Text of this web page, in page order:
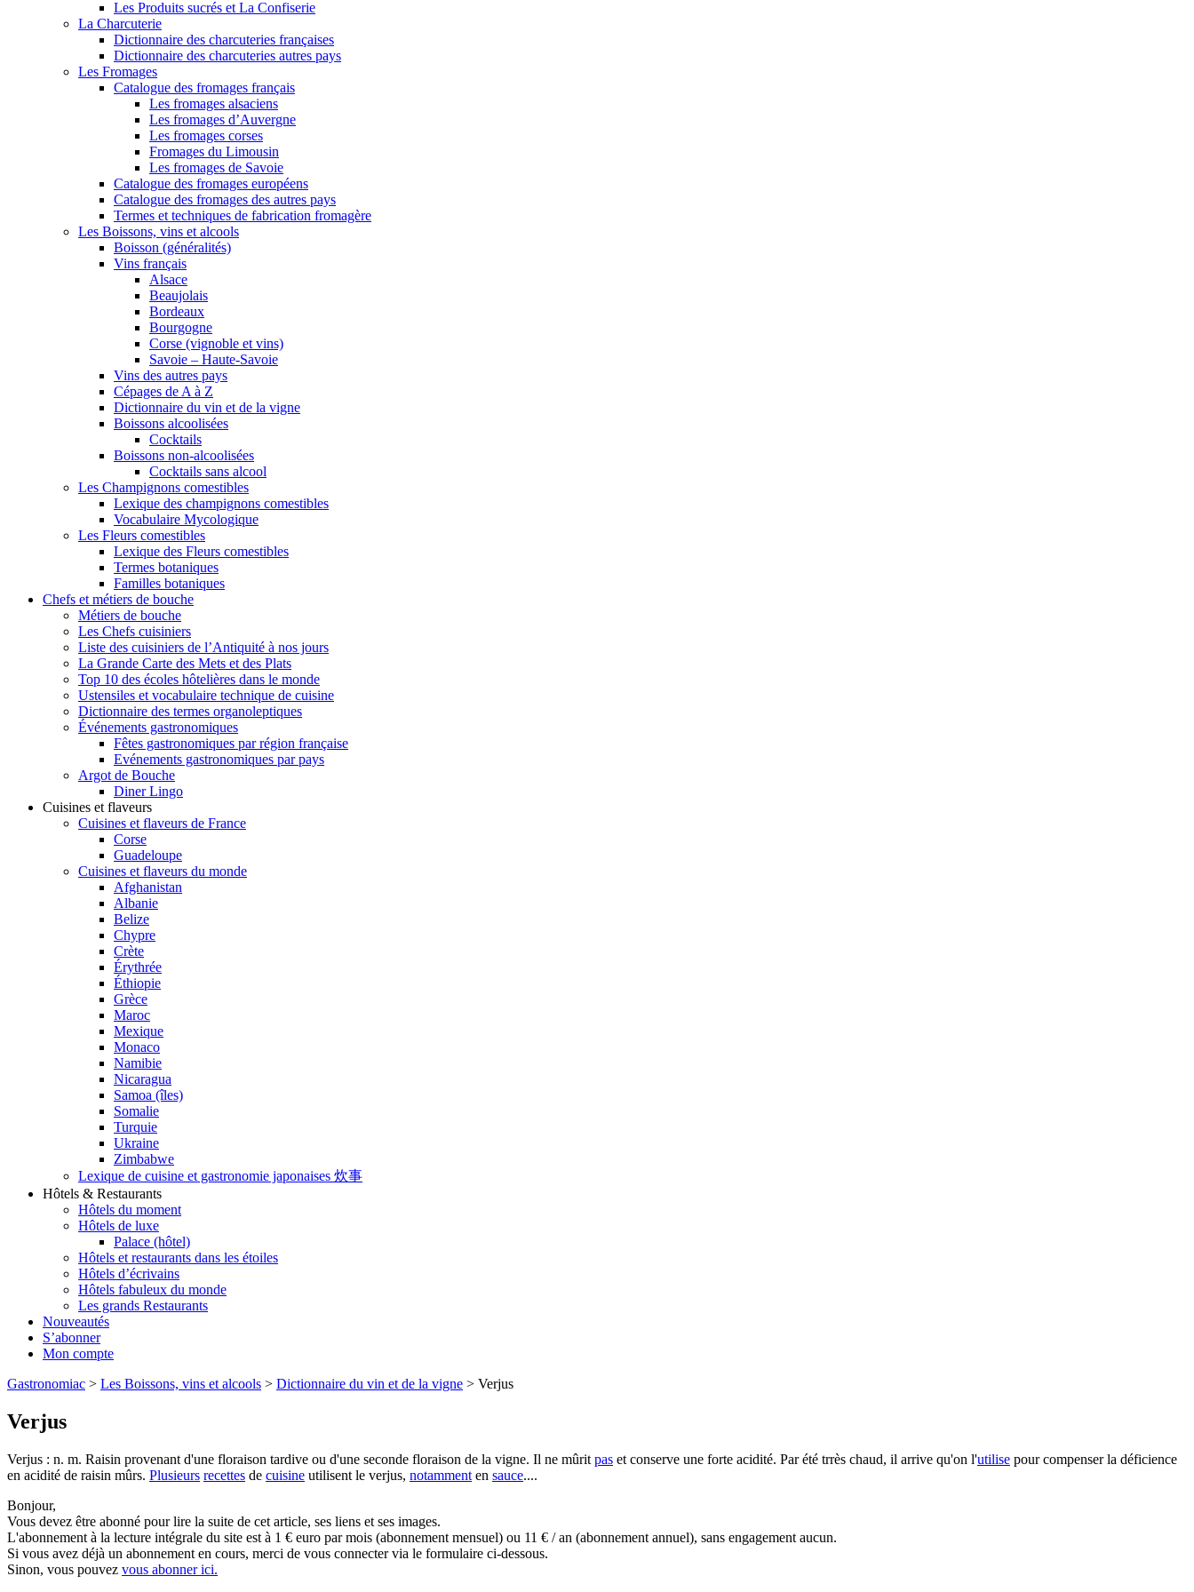
Les Produits sucrés et La Confiserie
La Charcuterie
Dictionnaire des charcuteries françaises
Dictionnaire des charcuteries autres pays
Les Fromages
Catalogue des fromages français
Les fromages alsaciens
Les fromages d’Auvergne
Les fromages corses
Fromages du Limousin
Les fromages de Savoie
Catalogue des fromages européens
Catalogue des fromages des autres pays
Termes et techniques de fabrication fromagère
Les Boissons, vins et alcools
Boisson (généralités)
Vins français
Alsace
Beaujolais
Bordeaux
Bourgogne
Corse (vignoble et vins)
Savoie – Haute-Savoie
Vins des autres pays
Cépages de A à Z
Dictionnaire du vin et de la vigne
Boissons alcoolisées
Cocktails
Boissons non-alcoolisées
Cocktails sans alcool
Les Champignons comestibles
Lexique des champignons comestibles
Vocabulaire Mycologique
Les Fleurs comestibles
Lexique des Fleurs comestibles
Termes botaniques
Familles botaniques
Chefs et métiers de bouche
Métiers de bouche
Les Chefs cuisiniers
Liste des cuisiniers de l’Antiquité à nos jours
La Grande Carte des Mets et des Plats
Top 10 des écoles hôtelières dans le monde
Ustensiles et vocabulaire technique de cuisine
Dictionnaire des termes organoleptiques
Événements gastronomiques
Fêtes gastronomiques par région française
Evénements gastronomiques par pays
Argot de Bouche
Diner Lingo
Cuisines et flaveurs
Cuisines et flaveurs de France
Corse
Guadeloupe
Cuisines et flaveurs du monde
Afghanistan
Albanie
Belize
Chypre
Crète
Érythrée
Éthiopie
Grèce
Maroc
Mexique
Monaco
Namibie
Nicaragua
Samoa (îles)
Somalie
Turquie
Ukraine
Zimbabwe
Lexique de cuisine et gastronomie japonaises 炊事
Hôtels & Restaurants
Hôtels du moment
Hôtels de luxe
Palace (hôtel)
Hôtels et restaurants dans les étoiles
Hôtels d’écrivains
Hôtels fabuleux du monde
Les grands Restaurants
Nouveautés
S’abonner
Mon compte
Gastronomiac > Les Boissons, vins et alcools > Dictionnaire du vin et de la vigne > Verjus
Verjus
Verjus : n. m. Raisin provenant d'une floraison tardive ou d'une seconde floraison de la vigne. Il ne mûrit pas et conserve une forte acidité. Par été trrès chaud, il arrive qu'on l'utilise pour compenser la déficience
en acidité de raisin mûrs. Plusieurs recettes de cuisine utilisent le verjus, notamment en sauce....
Bonjour,
Vous devez être abonné pour lire la suite de cet article, ses liens et ses images.
L'abonnement à la lecture intégrale du site est à 1 € euro par mois (abonnement mensuel) ou 11 € / an (abonnement annuel), sans engagement aucun.
Si vous avez déjà un abonnement en cours, merci de vous connecter via le formulaire ci-dessous.
Sinon, vous pouvez vous abonner ici.